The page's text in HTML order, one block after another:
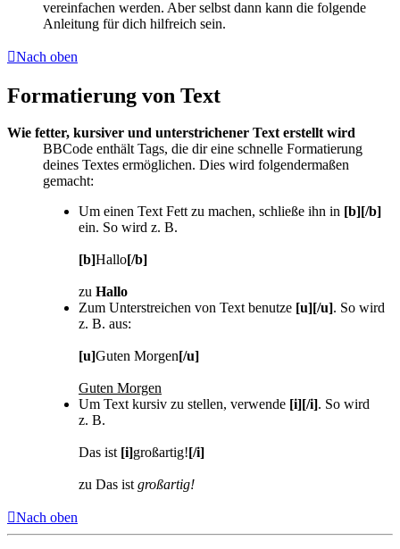
vereinfachen werden. Aber selbst dann kann die folgende
Anleitung für dich hilfreich sein.
Nach oben
Formatierung von Text
Wie fetter, kursiver und unterstrichener Text erstellt wird
BBCode enthält Tags, die dir eine schnelle Formatierung
deines Textes ermöglichen. Dies wird folgendermaßen
gemacht:
Um einen Text Fett zu machen, schließe ihn in [b][/b]
ein. So wird z. B.
[b]Hallo[/b]
zu Hallo
Zum Unterstreichen von Text benutze [u][/u]. So wird
z. B. aus:
[u]Guten Morgen[/u]
Guten Morgen
Um Text kursiv zu stellen, verwende [i][/i]. So wird
z. B.
Das ist [i]großartig! [/i]
zu Das istgroßartig!
Nach oben